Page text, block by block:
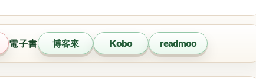
電子書 博客來 Kobo readmoo